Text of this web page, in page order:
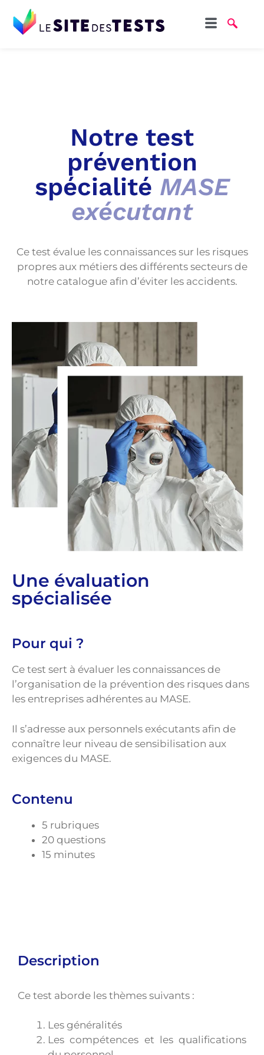
Notre test
prévention
spécialité MASE
exécutant
Ce test évalue les connaissances sur les risques
propres aux métiers des différents secteurs de
notre catalogue afin d’éviter les accidents.
Une évaluation
spécialisée
Pour qui ?
Ce test sert à évaluer les connaissances de
l’organisation de la prévention des risques dans
les entreprises adhérentes au MASE.
Il s’adresse aux personnels exécutants afin de
connaître leur niveau de sensibilisation aux
exigences du MASE.
Contenu
5 rubriques
20 questions
15 minutes
Description
Ce test aborde les thèmes suivants :
Les généralités
Les compétences et les qualifications